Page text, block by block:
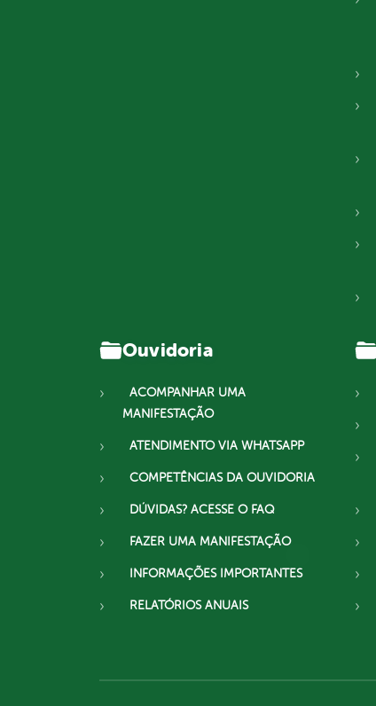
Ouvidoria
ACOMPANHAR UMA
MANIFESTAÇÃO
ATENDIMENTO VIA WHATSAPP
COMPETÊNCIAS DA OUVIDORIA
DÚVIDAS? ACESSE O FAQ
FAZER UMA MANIFESTAÇÃO
INFORMAÇÕES IMPORTANTES
RELATÓRIOS ANUAIS